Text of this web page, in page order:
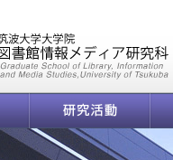
研究活動